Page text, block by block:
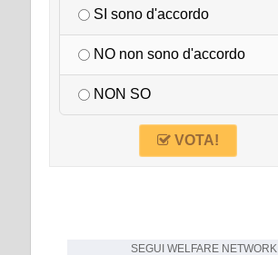
SI sono d'accordo
NO non sono d'accordo
NON SO
VOTA!
SEGUI WELFARE NETWORK